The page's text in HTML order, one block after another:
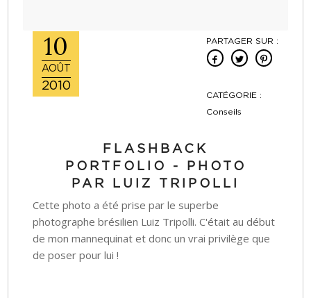
10
AOÛT
2010
PARTAGER SUR :
CATÉGORIE :
Conseils
FLASHBACK
PORTFOLIO - PHOTO
PAR LUIZ TRIPOLLI
Cette photo a été prise par le superbe
photographe brésilien Luiz Tripolli. C'était au début
de mon mannequinat et donc un vrai privilège que
de poser pour lui !